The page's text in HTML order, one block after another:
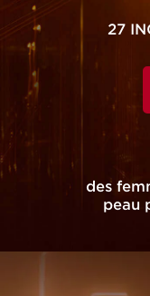
27
des
peau